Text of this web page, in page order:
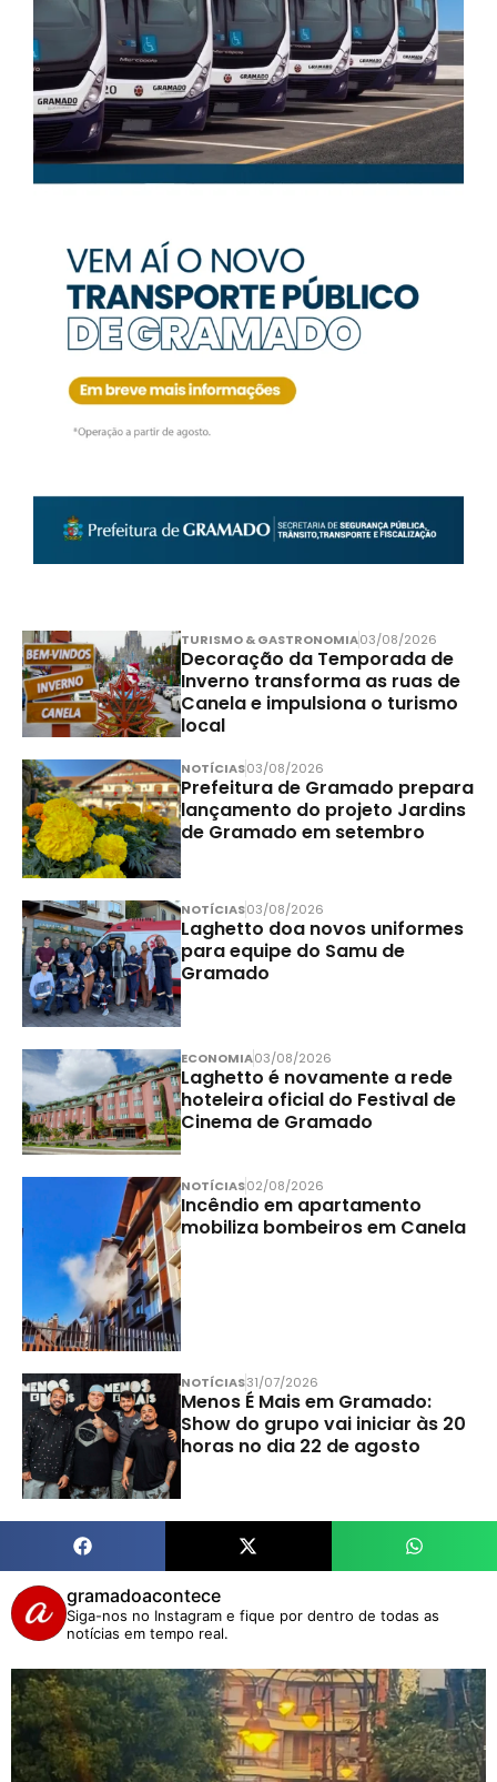
TURISMO & GASTRONOMIA03/08/2026
Decoração da Temporada de
Inverno transforma as ruas de
Canela e impulsiona o turismo
local
NOTÍCIAS03/08/2026
Prefeitura de Gramado prepara
lançamento do projeto Jardins
de Gramado em setembro
NOTÍCIAS03/08/2026
Laghetto doa novos uniformes
para equipe do Samu de
Gramado
ECONOMIA03/08/2026
Laghetto é novamente a rede
hoteleira oficial do Festival de
Cinema de Gramado
NOTÍCIAS02/08/2026
Incêndio em apartamento
mobiliza bombeiros em Canela
NOTÍCIAS31/07/2026
Menos É Mais em Gramado:
Show do grupo vai iniciar às 20
horas no dia 22 de agosto
gramadoacontece
Siga-nos no Instagram e fique por dentro de todas as
notícias em tempo real.